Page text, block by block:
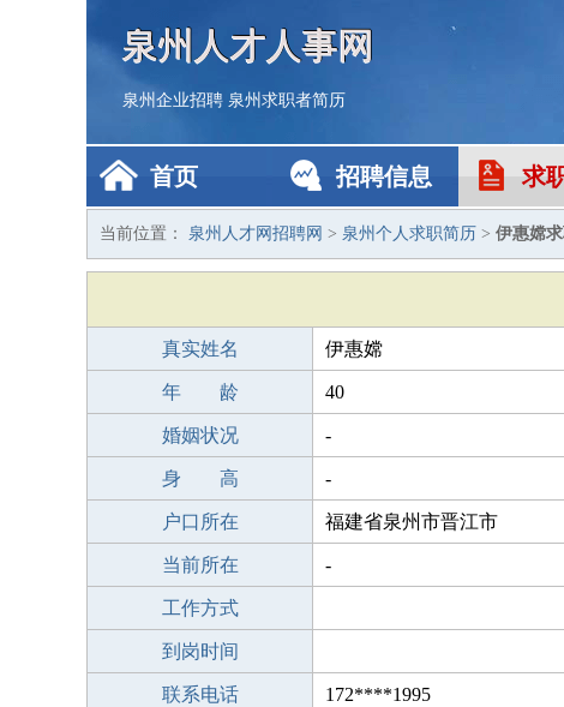
泉州人才人事网
泉州企业招聘 泉州求职者简历
首页 招聘信息 求
当前位置： 泉州人才网招聘网 > 泉州个人求职简历 > 伊惠嫦
真实姓名 伊惠嫦
年 龄 40
婚姻状况 -
身 高 -
户口所在 福建省泉州市晋江市
当前所在 -
工作方式
到岗时间
联系电话 172****1995